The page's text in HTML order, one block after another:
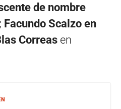
de nombre
Facundo Scalzo en
Correas en